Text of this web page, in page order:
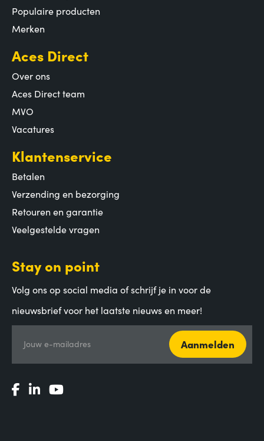
Populaire producten
Merken
Aces Direct
Over ons
Aces Direct team
MVO
Vacatures
Klantenservice
Betalen
Verzending en bezorging
Retouren en garantie
Veelgestelde vragen
Stay on point
Volg ons op social media of schrijf je in voor de
nieuwsbrief voor het laatste nieuws en meer!
Jouw e-mailadres Aanmelden